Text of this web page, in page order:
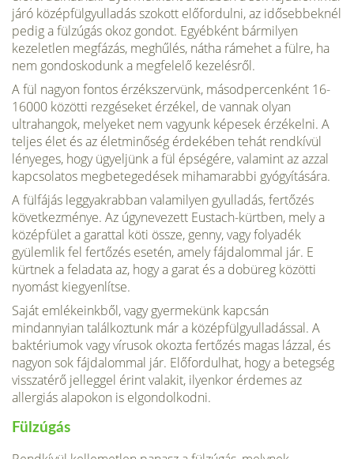
járó középfülgyulladás szokott előfordulni, az idősebbeknél
pedig a fülzúgás okoz gondot. Egyébként bármilyen
kezeletlen megfázás, meghűlés, nátha rámehet a fülre, ha
nem gondoskodunk a megfelelő kezelésről.
A fül nagyon fontos érzékszervünk, másodpercenként 16-
16000 közötti rezgéseket érzékel, de vannak olyan
ultrahangok, melyeket nem vagyunk képesek érzékelni. A
teljes élet és az életminőség érdekében tehát rendkívül
lényeges, hogy ügyeljünk a fül épségére, valamint az azzal
kapcsolatos megbetegedések mihamarabbi gyógyítására.
A fülfájás leggyakrabban valamilyen gyulladás, fertőzés
következménye. Az úgynevezett Eustach-kürtben, mely a
középfület a garattal köti össze, genny, vagy folyadék
gyülemlik fel fertőzés esetén, amely fájdalommal jár. E
kürtnek a feladata az, hogy a garat és a dobüreg közötti
nyomást kiegyenlítse.
Saját emlékeinkből, vagy gyermekünk kapcsán
mindannyian találkoztunk már a középfülgyulladással. A
baktériumok vagy vírusok okozta fertőzés magas lázzal, és
nagyon sok fájdalommal jár. Előfordulhat, hogy a betegség
visszatérő jelleggel érint valakit, ilyenkor érdemes az
allergiás alapokon is elgondolkodni.
Fülzúgás